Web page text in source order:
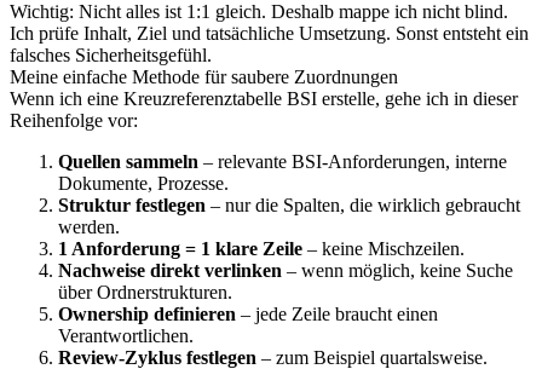
Wichtig: Nicht alles ist 1:1 gleich. Deshalb mappe ich nicht blind.
Ich prüfe Inhalt, Ziel und tatsächliche Umsetzung. Sonst entsteht ein
falsches Sicherheitsgefühl.
Meine einfache Methode für saubere Zuordnungen
Wenn ich eine Kreuzreferenztabelle BSI erstelle, gehe ich in dieser
Reihenfolge vor:
Quellen sammeln – relevante BSI-Anforderungen, interne
Dokumente, Prozesse.
Struktur festlegen – nur die Spalten, die wirklich gebraucht
werden.
1 Anforderung = 1 klare Zeile – keine Mischzeilen.
Nachweise direkt verlinken – wenn möglich, keine Suche
über Ordnerstrukturen.
Ownership definieren – jede Zeile braucht einen
Verantwortlichen.
Review-Zyklus festlegen – zum Beispiel quartalsweise.